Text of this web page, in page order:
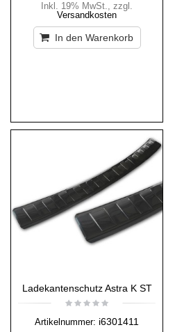
Inkl. 19% MwSt., zzgl.
Versandkosten
In den Warenkorb
Ladekantenschutz Astra K ST
Artikelnummer: i6301411